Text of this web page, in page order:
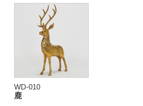
WD-010
鹿